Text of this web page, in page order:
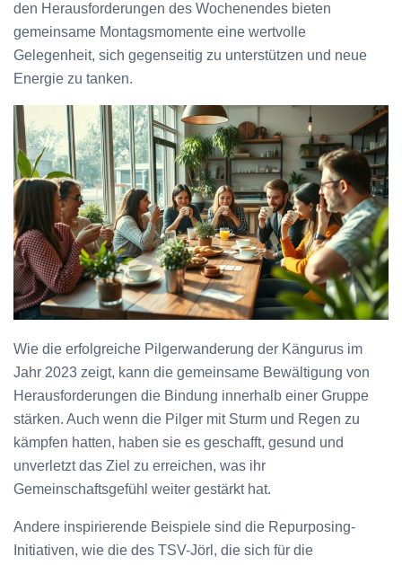
den Herausforderungen des Wochenendes bieten
gemeinsame Montagsmomente eine wertvolle
Gelegenheit, sich gegenseitig zu unterstützen und neue
Energie zu tanken.
Wie die erfolgreiche Pilgerwanderung der Kängurus im
Jahr 2023 zeigt, kann die gemeinsame Bewältigung von
Herausforderungen die Bindung innerhalb einer Gruppe
stärken. Auch wenn die Pilger mit Sturm und Regen zu
kämpfen hatten, haben sie es geschafft, gesund und
unverletzt das Ziel zu erreichen, was ihr
Gemeinschaftsgefühl weiter gestärkt hat.
Andere inspirierende Beispiele sind die Repurposing-
Initiativen, wie die des TSV-Jörl, die sich für die